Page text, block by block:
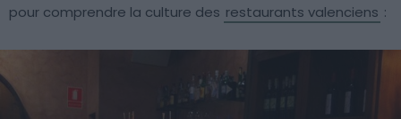
pour comprendre la culture des restaurants valenciens :